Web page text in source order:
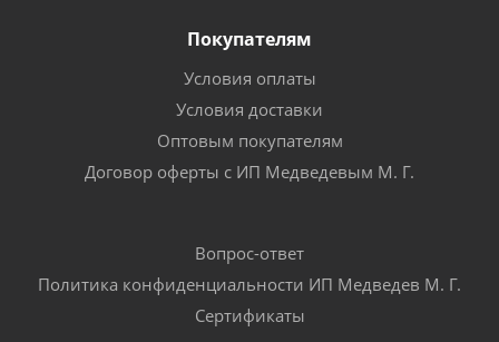
Покупателям
Условия оплаты
Условия доставки
Оптовым покупателям
Договор оферты с ИП Медведевым М. Г.
Вопрос-ответ
Политика конфиденциальности ИП Медведев М. Г.
Сертификаты